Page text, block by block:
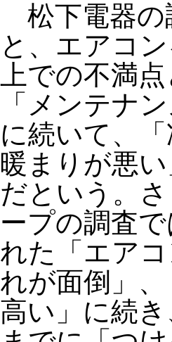
松下電器の
と、エアコ
上での不満
「メンテナ
に続いて、
暖まりが悪
だという。
ープの調査
れた「エア
れが面倒」
高い」に続